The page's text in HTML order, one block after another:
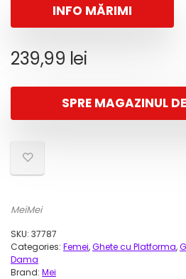
INFO MĂRIMI
239,99 lei
SPRE MAGAZINUL
MeiMei
SKU: 37787
Categories: Femei,Ghete cu Platforma,
Dama
Brand: Mei